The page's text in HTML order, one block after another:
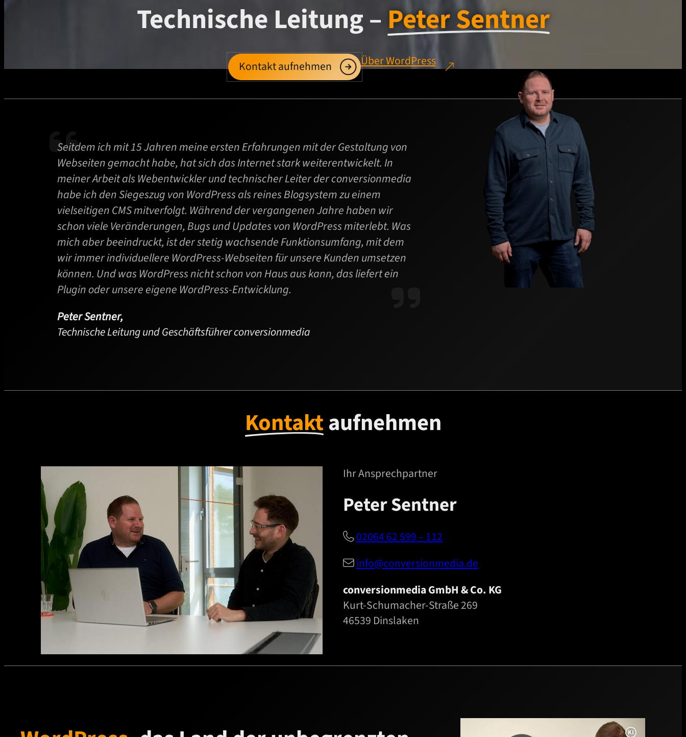
Technische Leitung – Peter Sentner
Kontakt aufnehmen Über WordPress
Seitdem ich mit 15 Jahren meine ersten Erfahrungen mit der Gestaltung von
Webseiten gemacht habe, hat sich das Internet stark weiterentwickelt. In
meiner Arbeit als Webentwickler und technischer Leiter der conversionmedia
habe ich den Siegeszug von WordPress als reines Blogsystem zu einem
vielseitigen CMS mitverfolgt. Während der vergangenen Jahre haben wir
schon viele Veränderungen, Bugs und Updates von WordPress miterlebt. Was
mich aber beeindruckt, ist der stetig wachsende Funktionsumfang, mit dem
wir immer individuellere WordPress-Webseiten für unsere Kunden umsetzen
können. Und was WordPress nicht schon von Haus aus kann, das liefert ein
Plugin oder unsere eigene WordPress-Entwicklung.
Peter Sentner,
Technische Leitung und Geschäftsführer conversionmedia
Kontaktaufnehmen
Ihr Ansprechpartner
Peter Sentner
02064 62 599 – 112
 info@conversionmedia.de
conversionmedia GmbH & Co. KG
Kurt-Schumacher-Straße 269
46539 Dinslaken